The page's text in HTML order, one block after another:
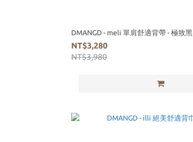
DMANGD - meli 單肩舒適背帶 - 極致黑
NT$3,280
NT$3,980